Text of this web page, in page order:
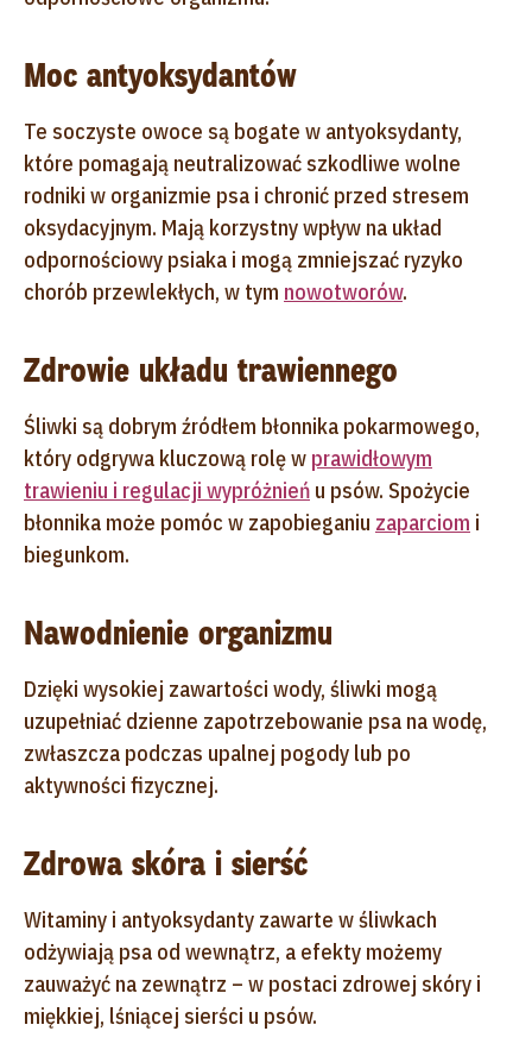
Moc antyoksydantów
Te soczyste owoce są bogate w antyoksydanty,
które pomagają neutralizować szkodliwe wolne
rodniki w organizmie psa i chronić przed stresem
oksydacyjnym. Mają korzystny wpływ na układ
odpornościowy psiaka i mogą zmniejszać ryzyko
chorób przewlekłych, w tym nowotworów.
Zdrowie układu trawiennego
Śliwki są dobrym źródłem błonnika pokarmowego,
który odgrywa kluczową rolę w prawidłowym
trawieniu i regulacji wypróżnień u psów. Spożycie
błonnika może pomóc w zapobieganiu zaparciom i
biegunkom.
Nawodnienie organizmu
Dzięki wysokiej zawartości wody, śliwki mogą
uzupełniać dzienne zapotrzebowanie psa na wodę,
zwłaszcza podczas upalnej pogody lub po
aktywności fizycznej.
Zdrowa skóra i sierść
Witaminy i antyoksydanty zawarte w śliwkach
odżywiają psa od wewnątrz, a efekty możemy
zauważyć na zewnątrz – w postaci zdrowej skóry i
miękkiej, lśniącej sierści u psów.